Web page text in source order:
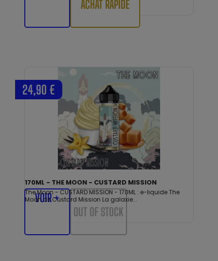
ACHAT RAPIDE
170ML - THE MOON - CUSTARD MISSION
The Moon - CUSTARD MISSION - 170ML : e-liquide The
Moon de Custard Mission La galaxie...
24,90 €
VOIR +
OUT OF STOCK